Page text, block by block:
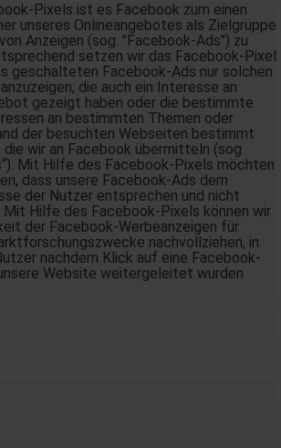
Pixels ist es Facebook zum einen
unseres Onlineangebotes als Zielgruppe
Anzeigen (sog. "Facebook-Ads") zu
setzen wir das Facebook-Pixel
geschalteten Facebook-Ads nur solchen
die auch ein Interesse an
gezeigt haben oder die bestimmte
an bestimmten Themen oder
der besuchten Webseiten bestimmt
wir an Facebook übermitteln (sog.
Mit Hilfe des Facebook-Pixels möchten
dass unsere Facebook-Ads dem
der Nutzer entsprechen und nicht
Mit Hilfe des Facebook-Pixels können wir
der Facebook-Werbeanzeigen für
nachvollziehen, in
nachdem Klick auf eine Facebook-
Website weitergeleitet wurden